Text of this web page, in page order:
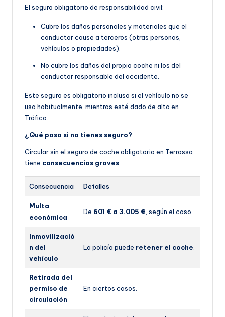
El seguro obligatorio de responsabilidad civil:
Cubre los daños personales y materiales que el
conductor cause a terceros (otras personas,
vehículos o propiedades).
No cubre los daños del propio coche ni los del
conductor responsable del accidente.
Este seguro es obligatorio incluso si el vehículo no se
usa habitualmente, mientras esté dado de alta en
Tráfico.
¿Qué pasa si no tienes seguro?
Circular sin el seguro de coche obligatorio en Terrassa
tiene consecuencias graves:
Consecuencia Detalles
Multa
económica
De 601 € a 3.005 € , según el caso.
Inmovilizació
n del
vehículo
La policía puede retener el coche
Retirada del
permiso de
circulación
En ciertos casos.